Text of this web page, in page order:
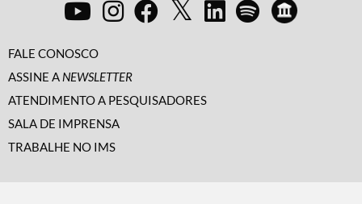
FALE CONOSCO
ASSINE A NEWSLETTER
ATENDIMENTO A PESQUISADORES
SALA DE IMPRENSA
TRABALHE NO IMS